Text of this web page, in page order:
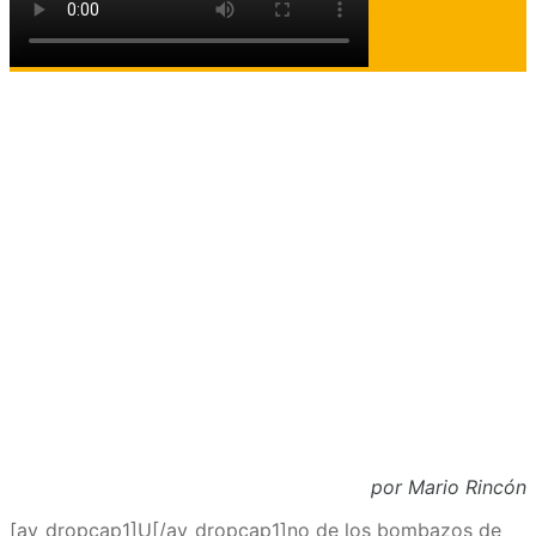
por Mario Rincón
[av_dropcap1]U[/av_dropcap1]no de los bombazos de